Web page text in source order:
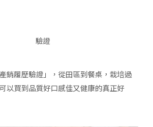
驗證
銷履歷驗證」，從田區到餐桌，栽培過
以買到品質好口感佳又健康的真正好